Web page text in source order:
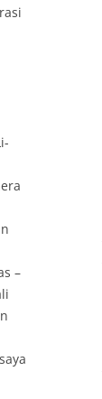
–